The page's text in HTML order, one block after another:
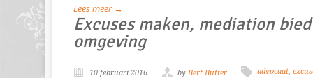
Lees meer →
Excuses maken, mediation
omgeving
10 februari 2016 by Bert Butter advocaat,